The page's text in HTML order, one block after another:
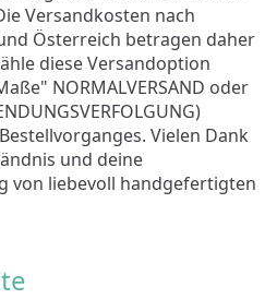
Versandkosten nach
Österreich betragen daher
diese Versandoption
NORMALVERSAND oder
Vielen Dank
und deine
von liebevoll handgefertigten